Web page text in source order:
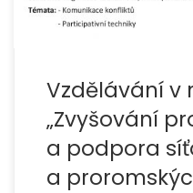
Vzdělávání v
„Zvyšování
a podpora
a